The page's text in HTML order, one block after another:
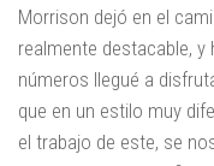
Morrison dejó en el
realmente destacable,
números llegué a
que en un estilo muy
el trabajo de este, se